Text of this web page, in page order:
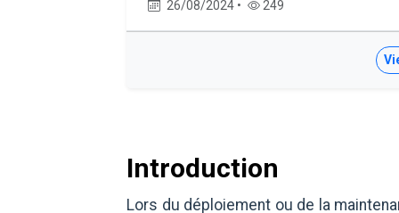
26/08/2024 • 249
Introduction
Lors du déploiement ou de la